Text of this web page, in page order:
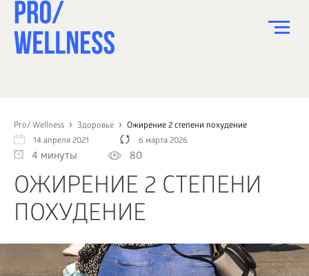
Pro/ Wellness Здоровье
Ожирение 2 степени похудение
14 апреля 2021
6 марта 2026
4 минуты 80
ОЖИРЕНИЕ 2 СТЕПЕНИ
ПОХУДЕНИЕ
СПОРТ
ЗДОРОВЬЕ
КРАСОТА
ПСИХОЛОГИЯ